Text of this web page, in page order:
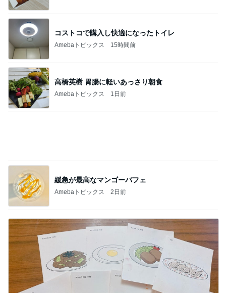
コストコで購入し快適になったトイレ
Amebaトピックス 15時間前
高橋英樹 胃腸に軽いあっさり朝食
Amebaトピックス 1日前
緩急が最高なマンゴーパフェ
Amebaトピックス 2日前